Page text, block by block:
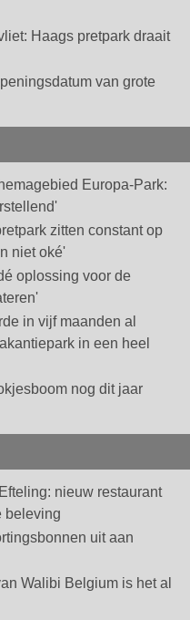
Haags pretpark draait
van grote
Europa-Park:
zitten constant op
niet oké'
oplossing voor de
in vijf maanden al
in een heel
nog dit jaar
nieuw restaurant
beleving
uit aan
Walibi Belgium is het al